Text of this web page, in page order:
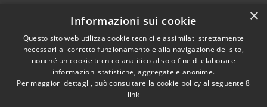
Dichiarazione di accessibilità
RSS
Copyright © 2026 • Comune di
×
Informazioni sui cookie
Questo sito web utilizza cookie tecnici e assimilati strettamente
necessari al corretto funzionamento e alla navigazione del sito,
nonché un cookie tecnico analitico al solo fine di elaborare
informazioni statistiche, aggregate e anonime.
Per maggiori dettagli, può consultare la cookie policy al seguente8
link